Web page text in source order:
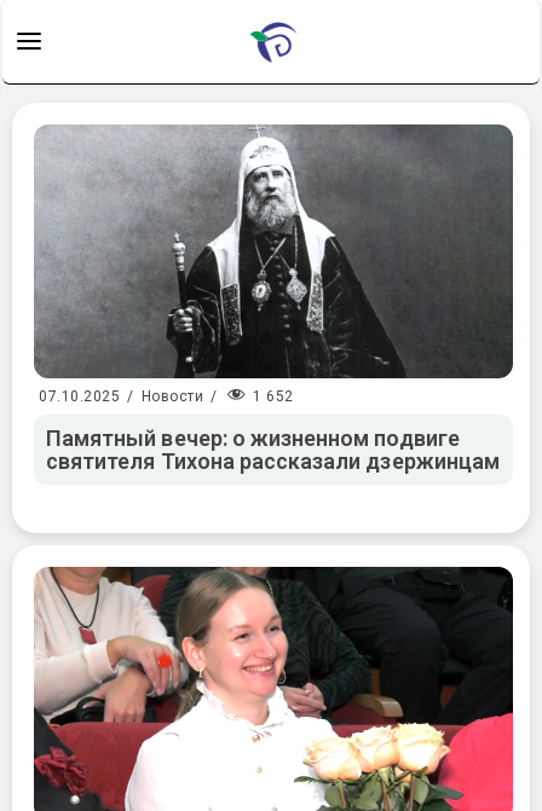
07.10.2025 / Новости / 1 652
Памятный вечер: о жизненном подвиге
святителя Тихона рассказали дзержинцам